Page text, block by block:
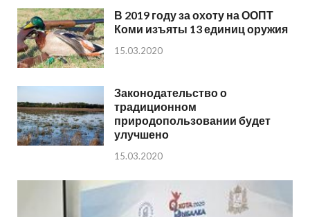
В 2019 году за охоту на ООПТ
Коми изъяты 13 единиц оружия
15.03.2020
Законодательство о
традиционном
природопользовании будет
улучшено
15.03.2020